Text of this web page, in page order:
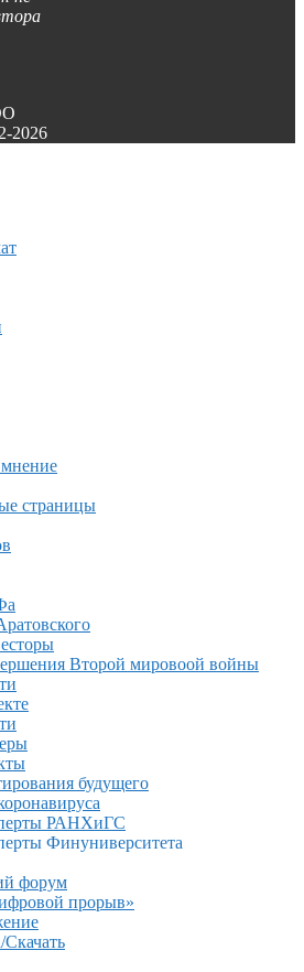
2026
страницы
Второй мировоой войны
будущего
РАНХиГС
Финуниверситета
форум
прорыв»
Скачать